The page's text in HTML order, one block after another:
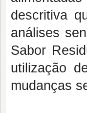
descritiva
análises
Sabor
utilização
mudanças